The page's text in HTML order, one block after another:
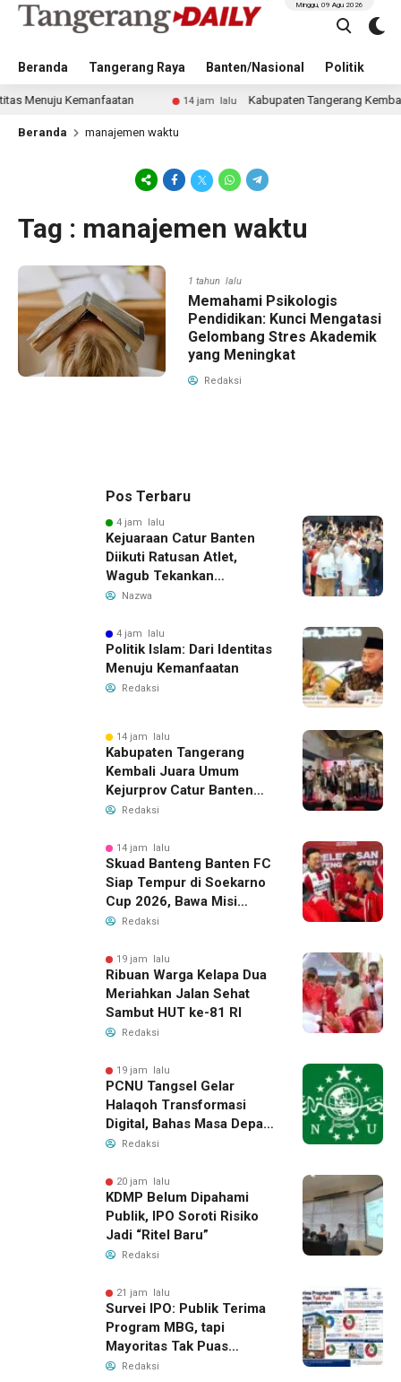
Beranda Tangerang Raya Banten/Nasional Politik
Minggu, 09 Agu 2026
Kemanfaatan 14 jam lalu Kabupaten Tangerang Kembali
Beranda manajemen waktu
Tag : manajemen waktu
1 tahun lalu
Memahami Psikologis
Pendidikan: Kunci Mengatasi
Gelombang Stres Akademik
yang Meningkat
Redaksi
Pos Terbaru
4 jam lalu
Kejuaraan Catur Banten
Diikuti Ratusan Atlet,
Wagub Tekankan
Pembinaan Dini
Nazwa
4 jam lalu
Politik Islam: Dari Identitas
Menuju Kemanfaatan
Redaksi
14 jam lalu
Kabupaten Tangerang
Kembali Juara Umum
Kejurprov Catur Banten
2026, Raih 24 Medali
Redaksi
14 jam lalu
Skuad Banteng Banten FC
Siap Tempur di Soekarno
Cup 2026, Bawa Misi
Harumkan Nama Banten
Redaksi
19 jam lalu
Ribuan Warga Kelapa Dua
Meriahkan Jalan Sehat
Sambut HUT ke-81 RI
Redaksi
19 jam lalu
PCNU Tangsel Gelar
Halaqoh Transformasi
Digital, Bahas Masa Depan
NU di Era Disrupsi
Redaksi
20 jam lalu
KDMP Belum Dipahami
Publik, IPO Soroti Risiko
Jadi “Ritel Baru”
Redaksi
21 jam lalu
Survei IPO: Publik Terima
Program MBG, tapi
Mayoritas Tak Puas
dengan Pengelolaannya
Redaksi